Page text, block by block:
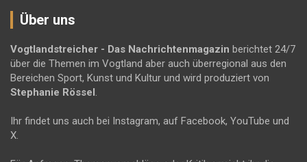
Über uns
Vogtlandstreicher - Das Nachrichtenmagazin berichtet 24/7
über die Themen im Vogtland aber auch überregional aus den
Bereichen Sport, Kunst und Kultur und wird produziert von
Stephanie Rössel .
Ihr findet uns auch bei Instagram, auf Facebook, YouTube und
X.